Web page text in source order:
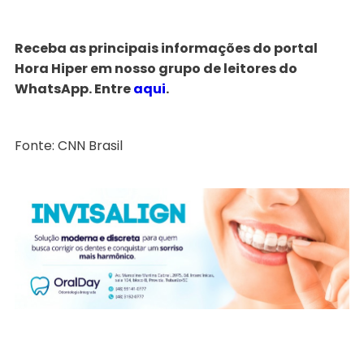
Receba as principais informações do portal
Hora Hiper em nosso grupo de leitores do
WhatsApp. Entreaqui.
Fonte: CNN Brasil